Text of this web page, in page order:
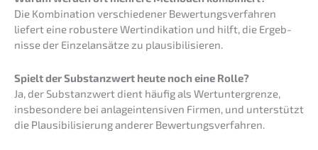
Die Kombi­na­ti­on verschie­de­ner Bewer­tungs­ver­fah­ren
liefert eine robus­te­re Wertin­di­ka­ti­on und hilft, die Ergeb­
nis­se der Einzel­an­sät­ze zu plausibilisieren.
Spielt der Substanz­wert heute noch eine Rolle?
Ja, der Substanz­wert dient häufig als Wertun­ter­gren­ze,
insbe­son­de­re bei anlage­inten­si­ven Firmen, und unter­stützt
die Plausi­bi­li­sie­rung anderer Bewertungsverfahren.